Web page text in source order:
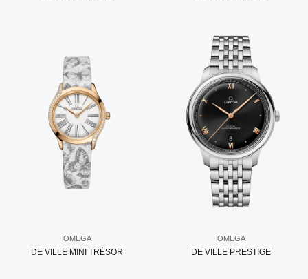
OMEGA
DE VILLE MINI TRÉSOR
OMEGA
DE VILLE PRESTIGE